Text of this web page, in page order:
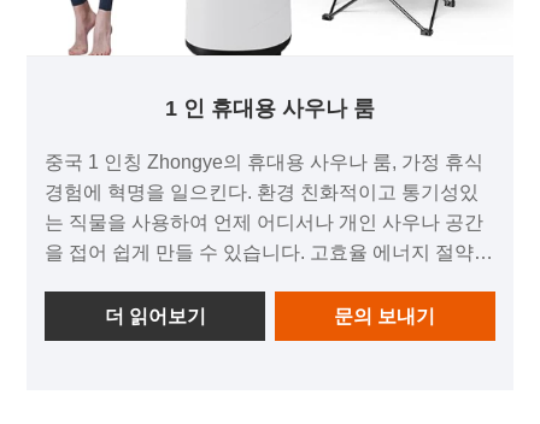
1 인 휴대용 사우나 룸
중국 1 인칭 Zhongye의 휴대용 사우나 룸, 가정 휴식
경험에 혁명을 일으킨다. 환경 친화적이고 통기성있
는 직물을 사용하여 언제 어디서나 개인 사우나 공간
을 접어 쉽게 만들 수 있습니다. 고효율 에너지 절약
열되어 진정 효과가 있습니다. 독특한 방수 디자인, 안
전하고 내구성이 뛰어나고 청소 및 유지 관리가 쉽습
더 읽어보기 문의 보내기